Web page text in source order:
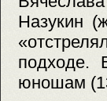
Назукин
подходе.
юношам